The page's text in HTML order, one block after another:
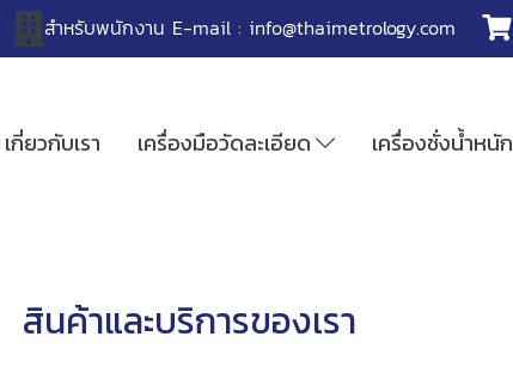
สำหรับพนักงาน E-mail : info@thaimetrology.com
เกี่ยวกับเรา เครื่องมือวัดละเอียด เครื่องชั่งน้ำหนัก
สินค้าและบริการของเรา